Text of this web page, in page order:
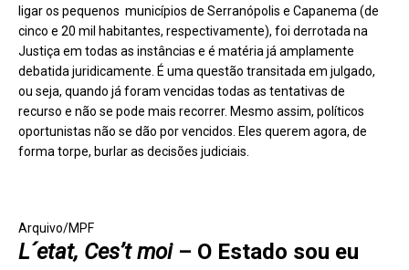
ligar os pequenos municípios de Serranópolis e Capanema (de
cinco e 20 mil habitantes, respectivamente), foi derrotada na
Justiça em todas as instâncias e é matéria já amplamente
debatida juridicamente. É uma questão transitada em julgado,
ou seja, quando já foram vencidas todas as tentativas de
recurso e não se pode mais recorrer. Mesmo assim, políticos
oportunistas não se dão por vencidos. Eles querem agora, de
forma torpe, burlar as decisões judiciais.
Arquivo/MPF
L´etat, Ces’t moi – O Estado sou eu